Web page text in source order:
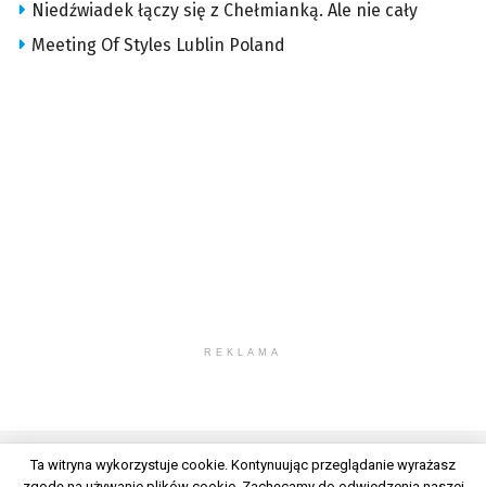
Niedźwiadek łączy się z Chełmianką. Ale nie cały
Meeting Of Styles Lublin Poland
REKLAMA
Ta witryna wykorzystuje cookie. Kontynuując przeglądanie wyrażasz